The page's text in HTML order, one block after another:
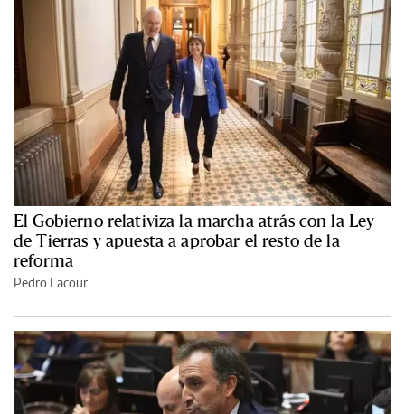
El Gobierno relativiza la marcha atrás con la Ley
de Tierras y apuesta a aprobar el resto de la
reforma
Pedro Lacour